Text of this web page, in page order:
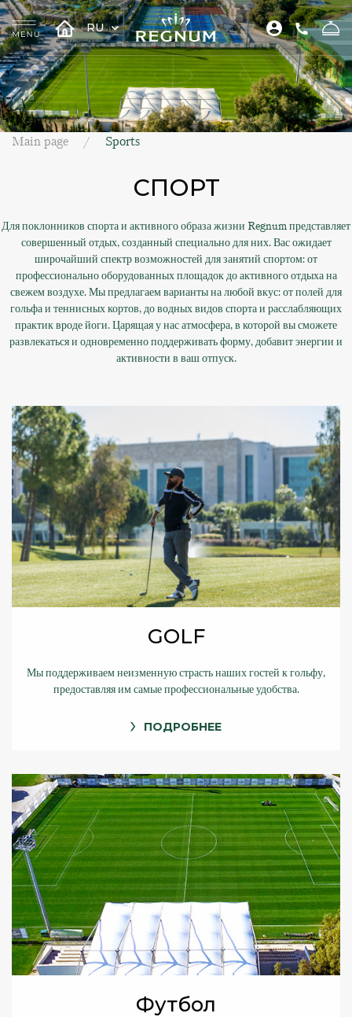
RU
Main page Sports
СПОРТ
Для поклонников спорта и активного образа жизни Regnum представляет
совершенный отдых, созданный специально для них. Вас ожидает
широчайший спектр возможностей для занятий спортом: от
профессионально оборудованных площадок до активного отдыха на
свежем воздухе. Мы предлагаем варианты на любой вкус: от полей для
гольфа и теннисных кортов, до водных видов спорта и расслабляющих
практик вроде йоги. Царящая у нас атмосфера, в которой вы сможете
развлекаться и одновременно поддерживать форму, добавит энергии и
активности в ваш отпуск.
GOLF
Мы поддерживаем неизменную страсть наших гостей к гольфу,
предоставляя им самые профессиональные удобства.
ПОДРОБНЕЕ
Футбол